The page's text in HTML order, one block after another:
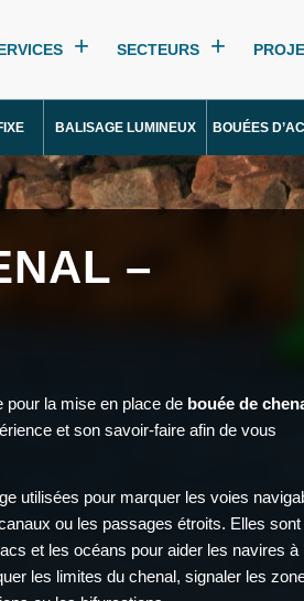
SECTEURS
BALISAGE LUMINEUX BOUÉES
–
pour la mise en place de bouée de
et son savoir-faire afin de vous
utilisées pour marquer les voies
ou les passages étroits. Elles sont
et les océans pour aider les navires à
les limites du chenal, signaler les